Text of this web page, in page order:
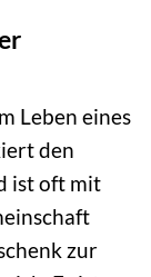
Leben eines
den
ist oft mit
zur